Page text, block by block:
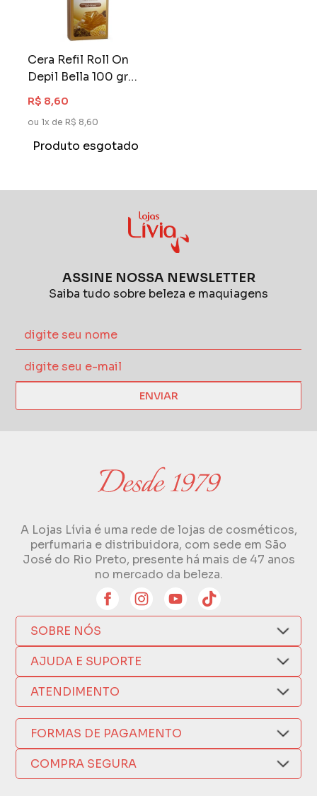
Cera Refil Roll On
Depil Bella 100 gr
Própolis e Mel
R$ 8,60
ou 1x de R$ 8,60
Produto esgotado
ASSINE NOSSA NEWSLETTER
Saiba tudo sobre beleza e maquiagens
ENVIAR
A Lojas Lívia é uma rede de lojas de cosméticos,
perfumaria e distribuidora, com sede em São
José do Rio Preto, presente há mais de 47 anos
no mercado da beleza.
SOBRE NÓS
Quem Somos
Compra Segura
Como Comprar
Nossas Lojas
Política de Privacidade
AJUDA E SUPORTE
Nosso Aplicativo
Trocas e Devoluções
Formas de Pagamento
Fretes e Entregas
Fabricantes
Termos de Compra e Venda
ATENDIMENTO
(17) 3209-9595
sacweb@lojaslivia.com.br
FORMAS DE PAGAMENTO
COMPRA SEGURA